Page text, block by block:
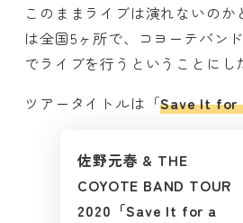
このままライブは演れないのか
は全国5ヶ所で、コヨーテバン
でライブを行うということにし
ツアータイトルは「Save It for
佐野元春 & THE
COYOTE BAND TOUR
2020「Save It for a